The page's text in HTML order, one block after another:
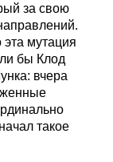
за свою
мутация
бы Клод
вчера
такое